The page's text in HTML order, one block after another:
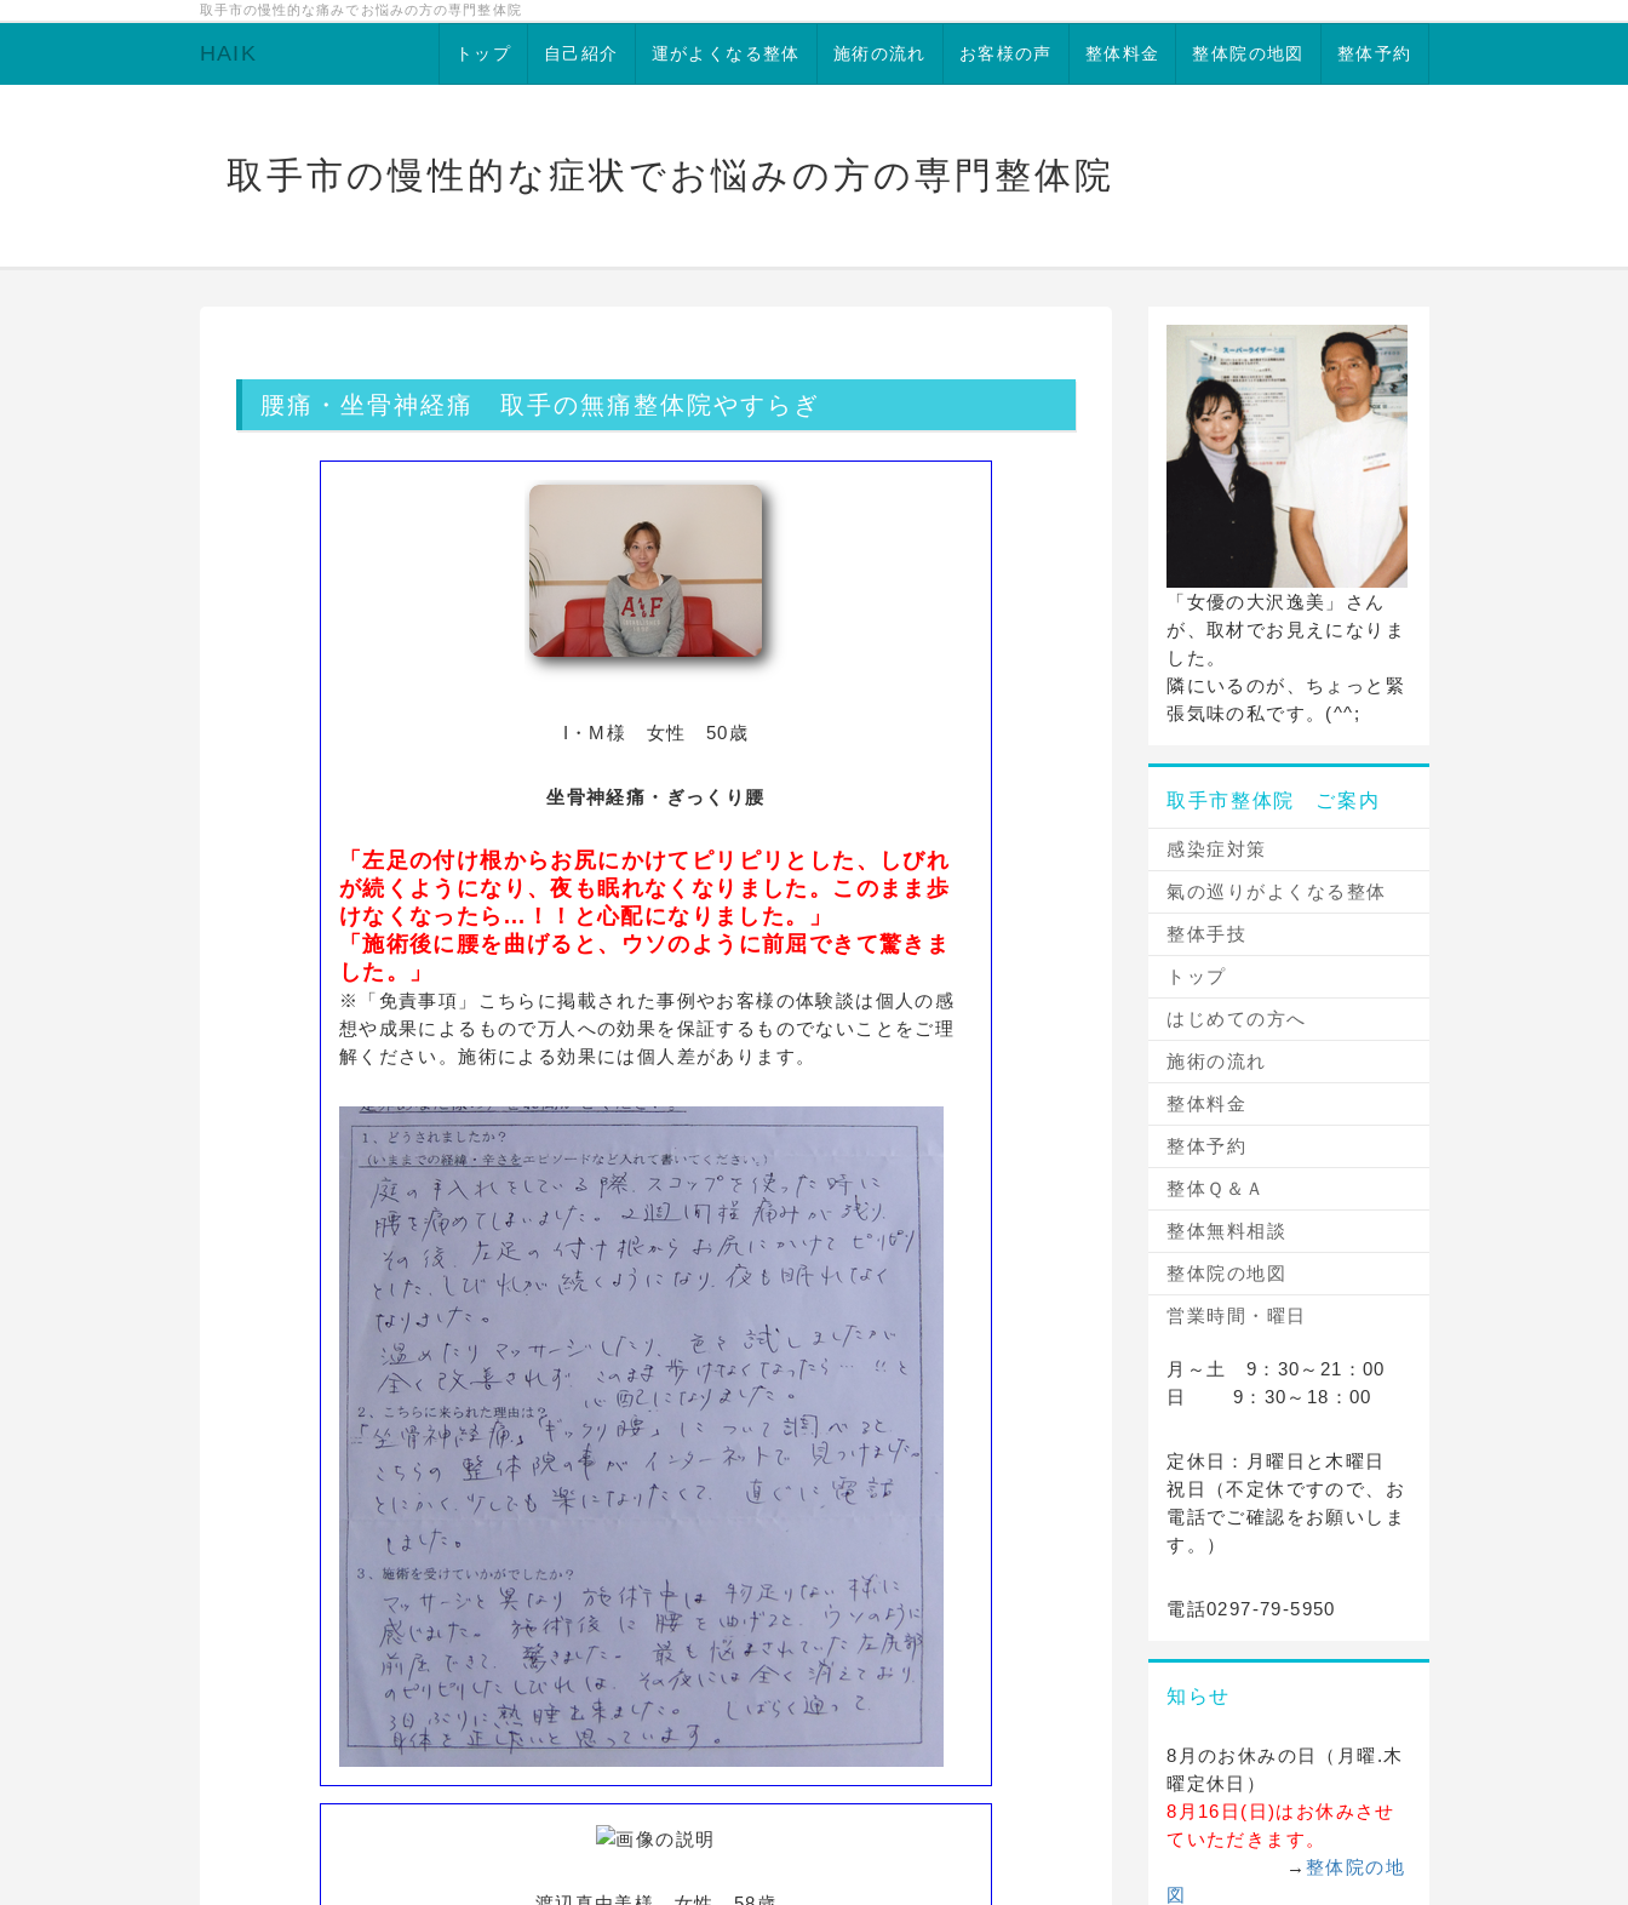
取手市の慢性的な痛みでお悩みの方の専門整体院
HAIK トップ 自己紹介 運がよくなる整体 施術の流れ お客様の声 整体料金 整体院の地図 整体予約
取手市の慢性的な症状でお悩みの方の専門整体院
腰痛・坐骨神経痛 取手の無痛整体院やすらぎ
I・M様 女性 50歳
坐骨神経痛・ぎっくり腰
「左足の付け根からお尻にかけてピリピリとした、しびれ
が続くようになり、夜も眠れなくなりました。このまま歩
けなくなったら...！！と心配になりました。」
「施術後に腰を曲げると、ウソのように前屈できて驚きま
した。」
※「免責事項」こちらに掲載された事例やお客様の体験談は個人の感
想や成果によるもので万人への効果を保証するものでないことをご理
解ください。施術による効果には個人差があります。
「女優の大沢逸美」さん
が、取材でお見えになりま
した。
隣にいるのが、ちょっと緊
張気味の私です。(^^;
取手市整体院 ご案内
感染症対策
氣の巡りがよくなる整体
整体手技
トップ
はじめての方へ
施術の流れ
整体料金
整体予約
整体Ｑ＆Ａ
整体無料相談
整体院の地図
営業時間・曜日
月～土 9：30～21：00
日 9：30～18：00
定休日：月曜日と木曜日
祝日（不定休ですので、お
電話でご確認をお願いしま
す。）
電話0297-79-5950
知らせ
8月のお休みの日（月曜.木
曜定休日）
8月16日(日)はお休みさせ
ていただきます。
→整体院の地
図